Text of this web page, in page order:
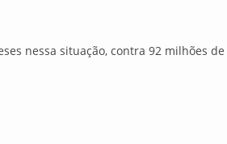
nessa situação, contra 92 milhões